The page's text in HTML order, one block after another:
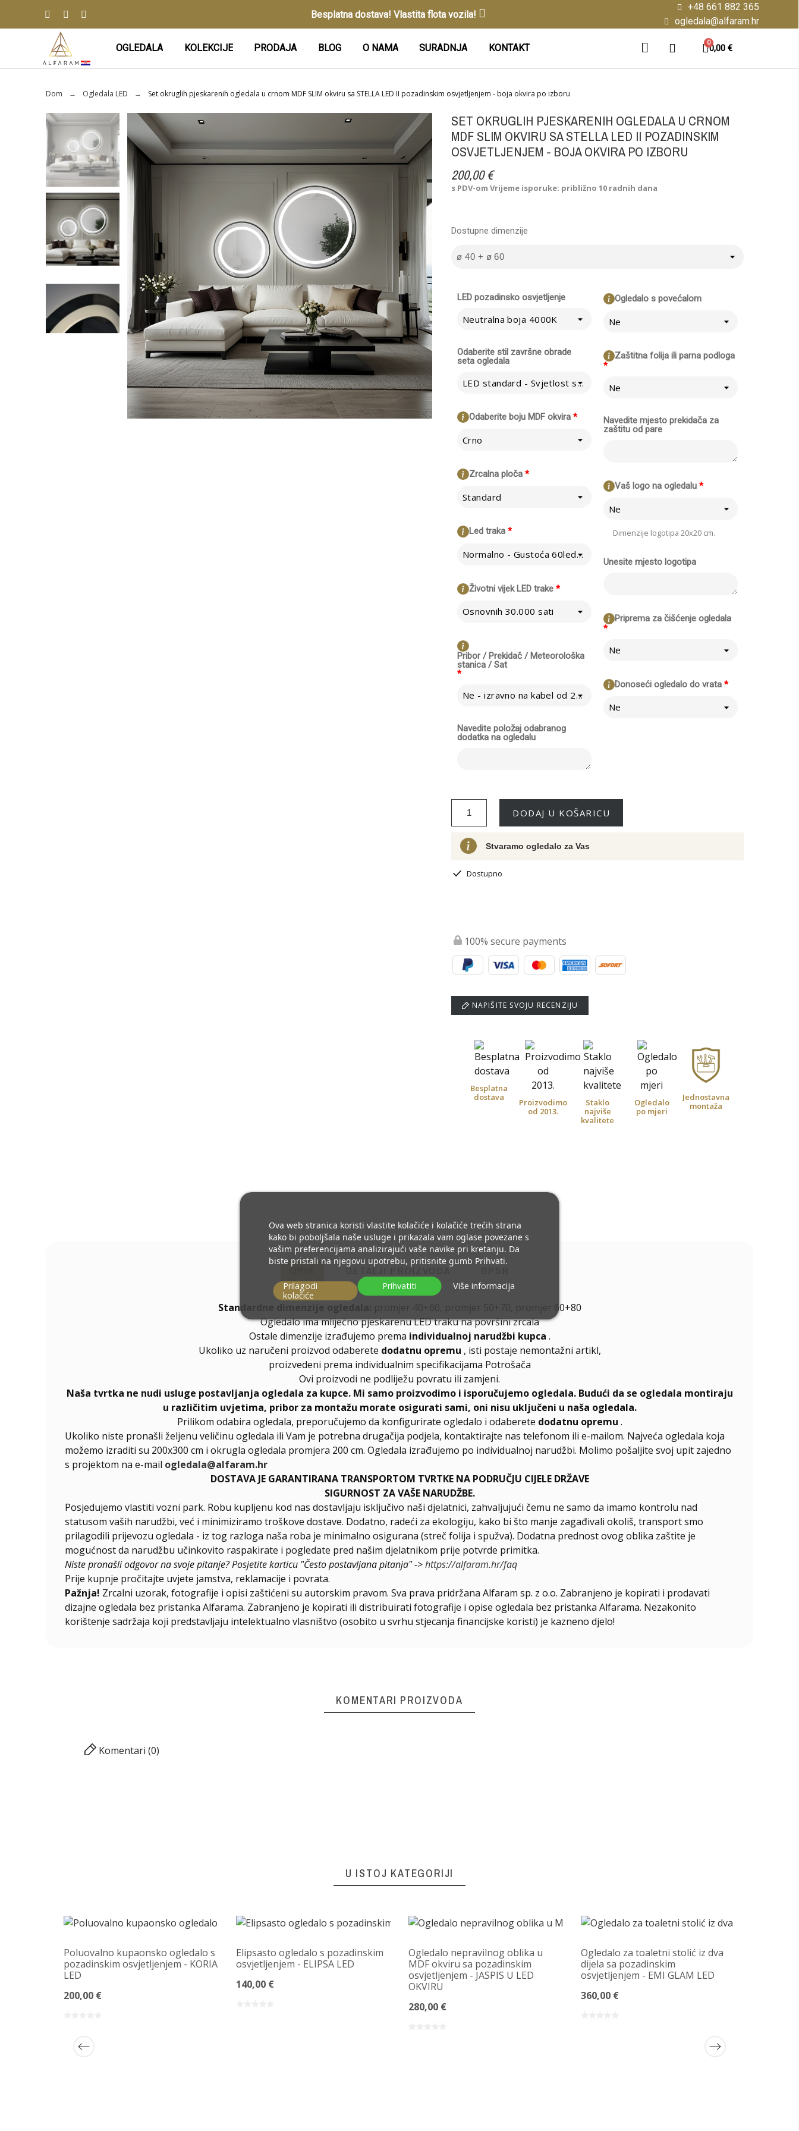
Besplatna dostava! Vlastita flota vozila!
+48 661 882 365
ogledala@alfaram.hr
OGLEDALA KOLEKCIJE PRODAJA BLOG O NAMA SURADNJA KONTAKT 0,00 €
Dom Ogledala LED Set okruglih pjeskarenih ogledala u crnom MDF SLIM okviru sa STELLA LED II pozadinskim osvjetljenjem - boja okvira po izboru
SET OKRUGLIH PJESKARENIH OGLEDALA U CRNOM
MDF SLIM OKVIRU SA STELLA LED II POZADINSKIM
OSVJETLJENJEM - BOJA OKVIRA PO IZBORU
200,00 €
s PDV-omVrijeme isporuke: približno 10 radnih dana
LED pozadinsko osvjetljenje
Neutralna boja 4000K
Odaberite stil završne obrade
seta ogledala
LED standard - Svjetlost se širi na zid iza ogledala
*
Odaberite boju MDF okvira
Crno
*
Zrcalna ploča
Standard
*
Led traka
Normalno - Gustoća 60led/m
*
Životni vijek LED trake
Osnovnih 30.000 sati
*
Pribor / Prekidač / Meteorološka
stanica / Sat
Ne - izravno na kabel od 230V
Navedite položaj odabranog
dodatka na ogledalu
Ogledalo s povećalom
Ne
*
Zaštitna folija ili parna podloga
Ne
Navedite mjesto prekidača za
zaštitu od pare
*
Vaš logo na ogledalu
Ne
Dimenzije logotipa 20x20 cm.
Unesite mjesto logotipa
*
Priprema za čišćenje ogledala
Ne
*
Donoseći ogledalo do vrata
Ne
Dostupne dimenzije
DODAJ U KOŠARICU
Stvaramo ogledalo za Vas
Dostupno
100% secure payments
NAPIŠITE SVOJU RECENZIJU
Besplatna
dostava
Proizvodimo
od 2013.
Staklo
najviše
kvalitete
Ogledalo
po mjeri
Jednostavna
montaža
OPIS DETALJI PROIZVODA
Standardne dimenzije ogledala:
promjer 40+60, promjer 50+70, promjer 60+80
Ogledalo ima mliječno pjeskarenu LED traku na površini zrcala
Ostale dimenzije izrađujemo prema individualnoj narudžbi kupca .
Ukoliko uz naručeni proizvod odaberete dodatnu opremu , isti postaje nemontažni artikl,
proizvedeni prema individualnim specifikacijama Potrošača
Ovi proizvodi ne podliježu povratu ili zamjeni.
Naša tvrtka ne nudi usluge postavljanja ogledala za kupce. Mi samo proizvodimo i isporučujemo ogledala. Budući da se ogledala montiraju
u različitim uvjetima, pribor za montažu morate osigurati sami, oni nisu uključeni u naša ogledala.
Prilikom odabira ogledala, preporučujemo da konfigurirate ogledalo i odaberete dodatnu opremu .
Ukoliko niste pronašli željenu veličinu ogledala ili Vam je potrebna drugačija podjela, kontaktirajte nas telefonom ili e-mailom. Najveća ogledala koja
možemo izraditi su 200x300 cm i okrugla ogledala promjera 200 cm. Ogledala izrađujemo po individualnoj narudžbi. Molimo pošaljite svoj upit zajedno
s projektom na e-mail ogledala@alfaram.hr
DOSTAVA JE GARANTIRANA TRANSPORTOM TVRTKE NA PODRUČJU CIJELE DRŽAVE
SIGURNOST ZA VAŠE NARUDŽBE.
Posjedujemo vlastiti vozni park. Robu kupljenu kod nas dostavljaju isključivo naši djelatnici, zahvaljujući čemu ne samo da imamo kontrolu nad
statusom vaših narudžbi, već i minimiziramo troškove dostave. Dodatno, radeći za ekologiju, kako bi što manje zagađivali okoliš, transport smo
prilagodili prijevozu ogledala - iz tog razloga naša roba je minimalno osigurana (streč folija i spužva). Dodatna prednost ovog oblika zaštite je
mogućnost da narudžbu učinkovito raspakirate i pogledate pred našim djelatnikom prije potvrde primitka.
Niste pronašli odgovor na svoje pitanje? Posjetite karticu "Često postavljana pitanja" ->https://alfaram.hr/faq
Prije kupnje pročitajte uvjete jamstva, reklamacije i povrata.
Pažnja! Zrcalni uzorak, fotografije i opisi zaštićeni su autorskim pravom. Sva prava pridržana Alfaram sp. z o.o. Zabranjeno je kopirati i prodavati
dizajne ogledala bez pristanka Alfarama. Zabranjeno je kopirati ili distribuirati fotografije i opise ogledala bez pristanka Alfarama. Nezakonito
korištenje sadržaja koji predstavljaju intelektualno vlasništvo (osobito u svrhu stjecanja financijske koristi) je kazneno djelo!
KOMENTARI PROIZVODA
Komentari (0)
U ISTOJ KATEGORIJI
Poluovalno kupaonsko ogledalo s
pozadinskim osvjetljenjem - KORIA
LED
200,00 €
Elipsasto ogledalo s pozadinskim
osvjetljenjem - ELIPSA LED
140,00 €
Ogledalo nepravilnog oblika u
MDF okviru sa pozadinskim
osvjetljenjem - JASPIS U LED
OKVIRU
280,00 €
Ogledalo za toaletni stolić iz dva
dijela sa pozadinskim
osvjetljenjem - EMI GLAM LED
360,00 €
Ova web stranica koristi vlastite kolačiće i kolačiće trećih strana
kako bi poboljšala naše usluge i prikazala vam oglase povezane s
vašim preferencijama analizirajući vaše navike pri kretanju. Da
biste pristali na njegovu upotrebu, pritisnite gumb Prihvati.
Više informacija
Prilagodi
kolačiće
Prihvatiti